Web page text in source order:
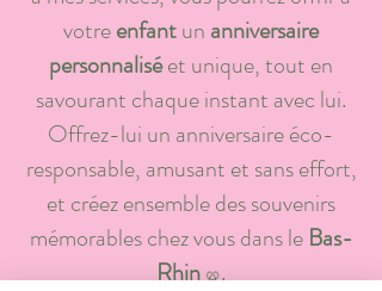
votreenfantun anniversaire
personnaliséet unique, tout en
savourant chaque instant avec lui.
Offrez-lui un anniversaire éco-
responsable, amusant et sans effort,
et créez ensemble des souvenirs
mémorables chez vous dans le Bas-
Rhin🥨.